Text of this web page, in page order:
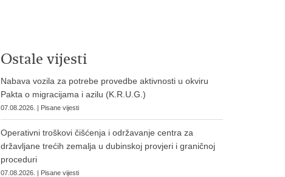
Ostale vijesti
Nabava vozila za potrebe provedbe aktivnosti u okviru
Pakta o migracijama i azilu (K.R.U.G.)
07.08.2026. | Pisane vijesti
Operativni troškovi čišćenja i održavanje centra za
državljane trećih zemalja u dubinskoj provjeri i graničnoj
proceduri
07.08.2026. | Pisane vijesti